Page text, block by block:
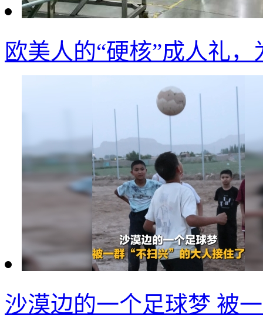
欧美人的“硬核”成人礼
沙漠边的一个足球梦 被